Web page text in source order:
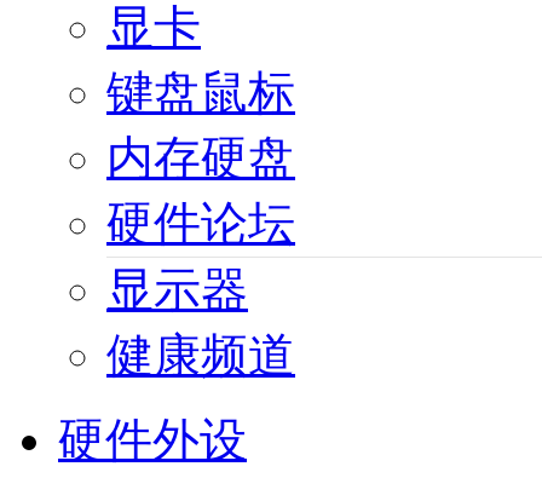
显卡
键盘鼠标
内存硬盘
硬件论坛
显示器
健康频道
硬件外设